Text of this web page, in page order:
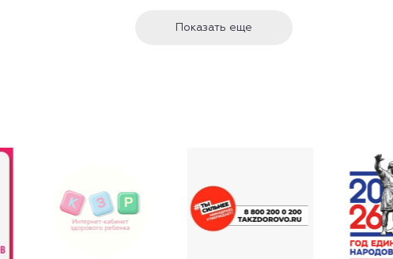
Показать еще